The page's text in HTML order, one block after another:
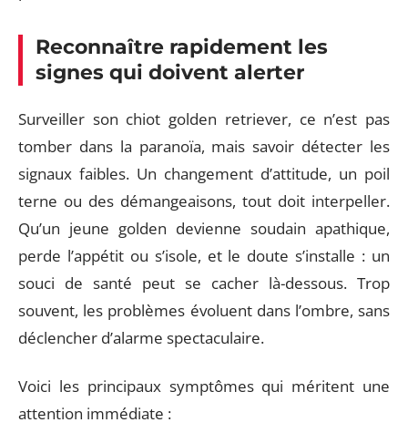
Reconnaître rapidement les
signes qui doivent alerter
Surveiller son chiot golden retriever, ce n’est pas
tomber dans la paranoïa, mais savoir détecter les
signaux faibles. Un changement d’attitude, un poil
terne ou des démangeaisons, tout doit interpeller.
Qu’un jeune golden devienne soudain apathique,
perde l’appétit ou s’isole, et le doute s’installe : un
souci de santé peut se cacher là-dessous. Trop
souvent, les problèmes évoluent dans l’ombre, sans
déclencher d’alarme spectaculaire.
Voici les principaux symptômes qui méritent une
attention immédiate :